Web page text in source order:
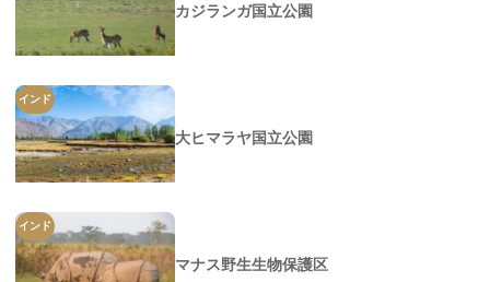
カジランガ国立公園
インド
大ヒマラヤ国立公園
インド
マナス野生生物保護区